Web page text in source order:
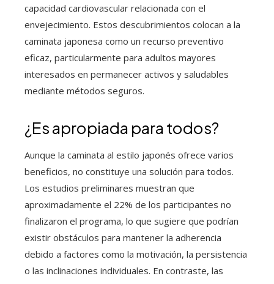
capacidad cardiovascular relacionada con el
envejecimiento. Estos descubrimientos colocan a la
caminata japonesa como un recurso preventivo
eficaz, particularmente para adultos mayores
interesados en permanecer activos y saludables
mediante métodos seguros.
¿Es apropiada para todos?
Aunque la caminata al estilo japonés ofrece varios
beneficios, no constituye una solución para todos.
Los estudios preliminares muestran que
aproximadamente el 22% de los participantes no
finalizaron el programa, lo que sugiere que podrían
existir obstáculos para mantener la adherencia
debido a factores como la motivación, la persistencia
o las inclinaciones individuales. En contraste, las